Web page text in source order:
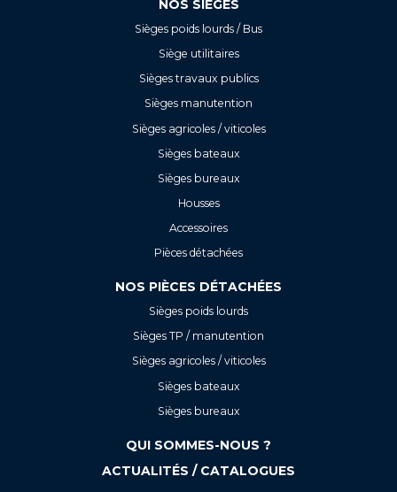
NOS SIÈGES
Sièges poids lourds / Bus
Siège utilitaires
Sièges travaux publics
Sièges manutention
Sièges agricoles / viticoles
Sièges bateaux
Sièges bureaux
Housses
Accessoires
Pièces détachées
NOS PIÈCES DÉTACHÉES
Sièges poids lourds
Sièges TP / manutention
Sièges agricoles / viticoles
Sièges bateaux
Sièges bureaux
QUI SOMMES-NOUS ?
ACTUALITÉS / CATALOGUES